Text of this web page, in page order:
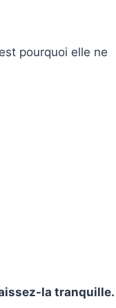
pourquoi elle ne
la tranquille.